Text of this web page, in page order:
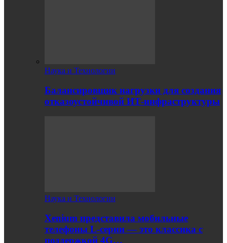
Наука и Технологии
Балансировщик нагрузки для создания
отказоустойчивой ИТ-инфраструктуры
Наука и Технологии
Xenium представила мобильные
телефоны L-серии — это классика с
поддержкой 4G…